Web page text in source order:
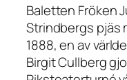
Baletten Fröken
Strindbergs pjäs
1888, en av
Birgit Cullberg